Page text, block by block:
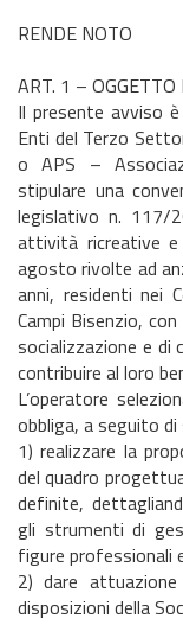
RENDE NOTO
ART. 1 – OGGETTO
Il presente avviso
Enti del Terzo
o APS –
stipulare una
legislativo n. 117/
attività ricreative
agosto rivolte ad
anni, residenti nei
Campi Bisenzio,
socializzazione e di
contribuire al loro
L’operatore
obbliga, a seguito
1) realizzare la
del quadro
definite,
gli strumenti di
figure professionali
2) dare
disposizioni della